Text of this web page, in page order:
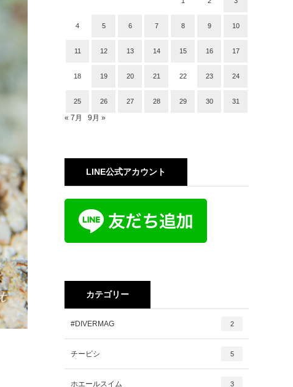
4 5 6 7 8 9 10
11 12 13 14 15 16 17
18 19 20 21 22 23 24
25 26 27 28 29 30 31
« 7月 9月 »
LINE公式アカウント
カテゴリー
#DIVERMAG 2
チービシ 5
ホエールスイム 3